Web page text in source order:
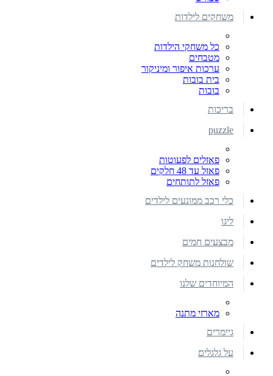
משחקים לילדות
כל משחקי הילדות
מטבחים
ערכות איפור ומיניקור
בית בובות
בובות
בריכות
puzzle
פאזלים לפעוטות
פאזל עד 48 חלקים
פאזל לתותחים
כלי רכב ממונעים לילדים
ליגו
מבצעים חמים
שולחנות משחק לילדים
המיוחדים שלנו
מארזי מתנה
גיימרים
על גלגלים